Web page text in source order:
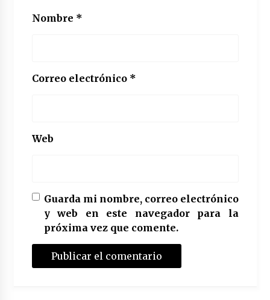
Nombre *
Correo electrónico *
Web
Guarda mi nombre, correo electrónico
y web en este navegador para la
próxima vez que comente.